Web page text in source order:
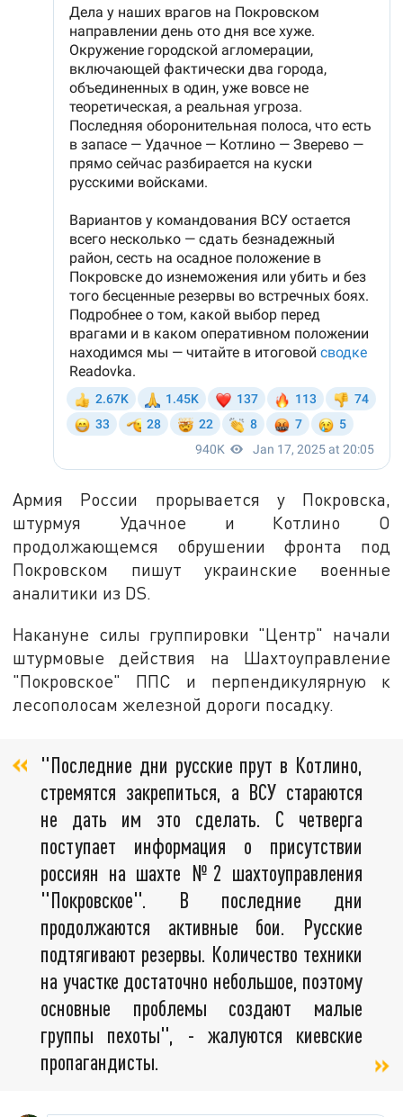
Армия России прорывается у Покровска,
штурмуя Удачное и Котлино О
продолжающемся обрушении фронта под
Покровском пишут украинские военные
аналитики из DS.
Накануне силы группировки "Центр" начали
штурмовые действия на Шахтоуправление
"Покровское" ППС и перпендикулярную к
лесополосам железной дороги посадку.
"Последние дни русские прут в Котлино,
стремятся закрепиться, а ВСУ стараются
не дать им это сделать. С четверга
поступает информация о присутствии
россиян на шахте №2 шахтоуправления
"Покровское". В последние дни
продолжаются активные бои. Русские
подтягивают резервы. Количество техники
на участке достаточно небольшое, поэтому
основные проблемы создают малые
группы пехоты", - жалуются киевские
пропагандисты.